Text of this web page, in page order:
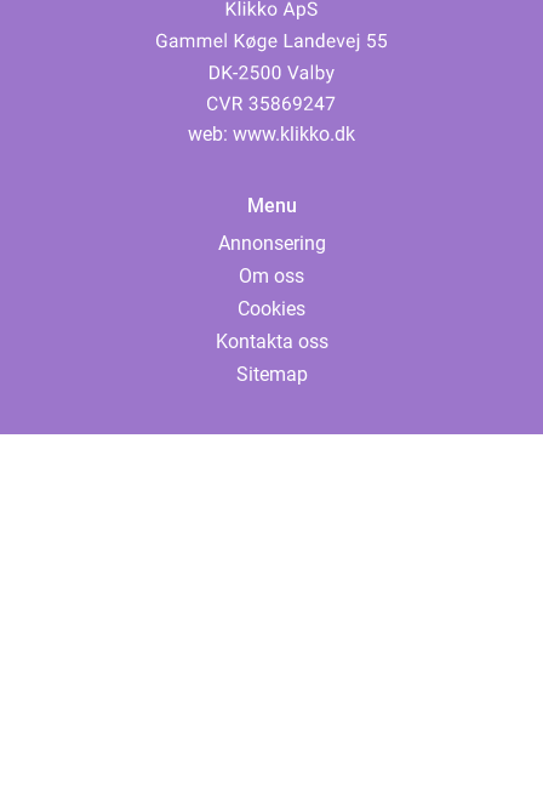
web: www.klikko.dk
Menu
Annonsering
Om oss
Cookies
Kontakta oss
Sitemap